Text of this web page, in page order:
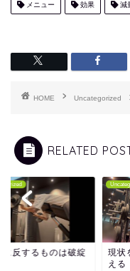
メニュー 効果 減
HOME Uncategorized
RELATED
に反するものは破綻
現状
える